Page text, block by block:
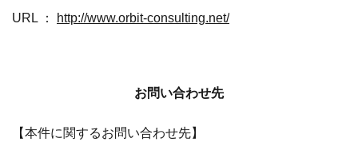
URL ： http://www.orbit-consulting.net/
お問い合わせ先
【本件に関するお問い合わせ先】